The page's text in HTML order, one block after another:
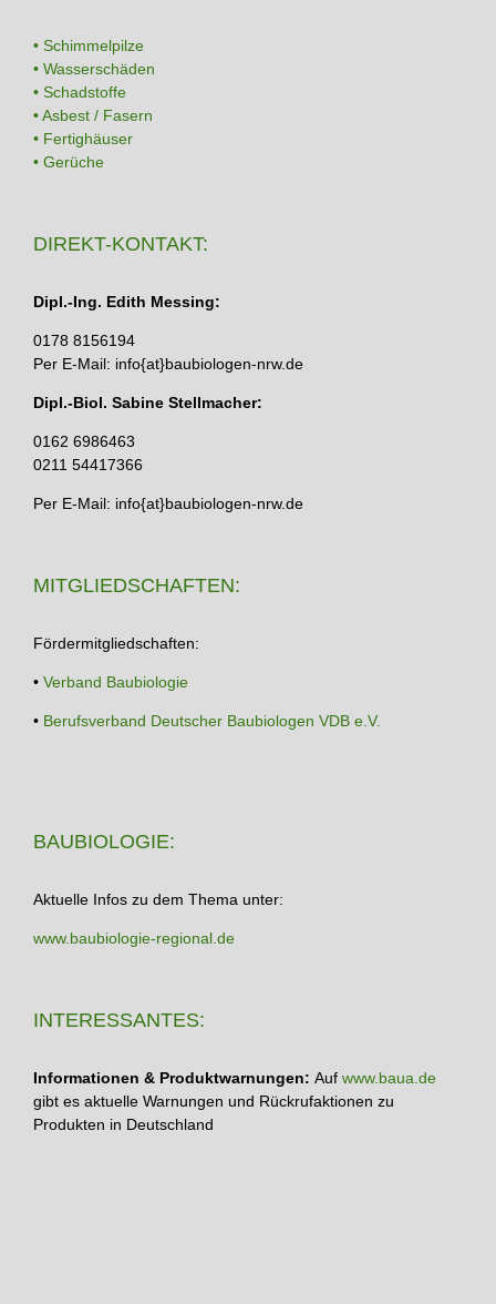
• Schimmelpilze
• Wasserschäden
• Schadstoffe
• Asbest / Fasern
• Fertighäuser
• Gerüche
DIREKT-KONTAKT:
Dipl.-Ing. Edith Messing:
0178 8156194
Per E-Mail: info{at}baubiologen-nrw.de
Dipl.-Biol. Sabine Stellmacher:
0162 6986463
0211 54417366
Per E-Mail: info{at}baubiologen-nrw.de
MITGLIEDSCHAFTEN:
Fördermitgliedschaften:
• Verband Baubiologie
• Berufsverband Deutscher Baubiologen VDB e.V.
BAUBIOLOGIE:
Aktuelle Infos zu dem Thema unter:
www.baubiologie-regional.de
INTERESSANTES:
Informationen & Produktwarnungen: Auf www.baua.de
gibt es aktuelle Warnungen und Rückrufaktionen zu
Produkten in Deutschland